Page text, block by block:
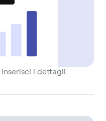
i dettagli.